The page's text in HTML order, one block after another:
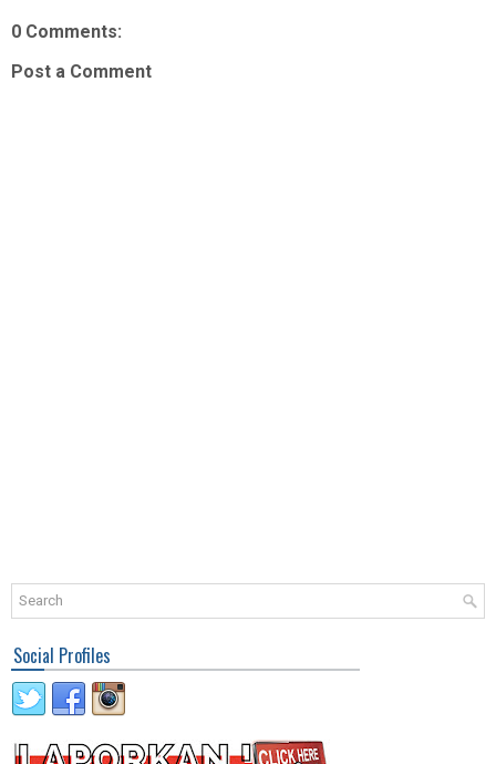
0 Comments:
Post a Comment
Social Profiles